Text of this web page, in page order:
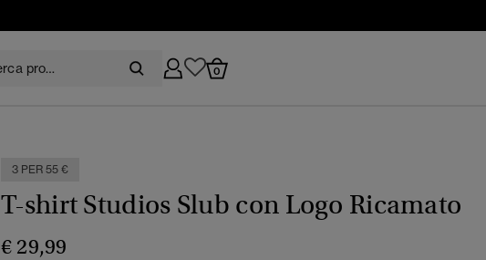
0
3 PER 55 €
T-shirt Studios Slub con Logo Ricamato
€ 29,99